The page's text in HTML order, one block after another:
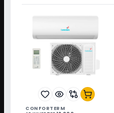
Mais vendidos